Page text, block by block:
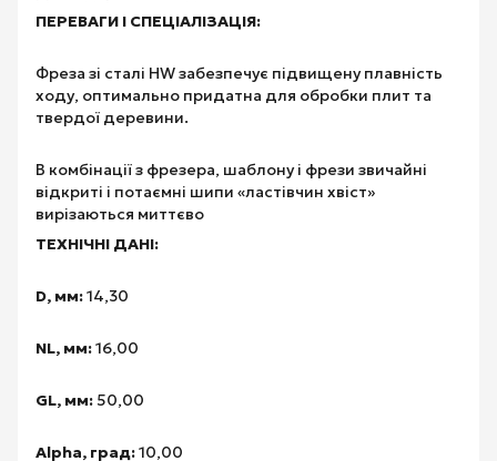
ПЕРЕВАГИ І СПЕЦІАЛІЗАЦІЯ:
Фреза зі сталі HW забезпечує підвищену плавність
ходу, оптимально придатна для обробки плит та
твердої деревини.
В комбінації з фрезера, шаблону і фрези звичайні
відкриті і потаємні шипи «ластівчин хвіст»
вирізаються миттєво
ТЕХНІЧНІ ДАНІ:
D, мм:14,30
NL, мм:16,00
GL, мм: 50,00
Alpha, град:10,00